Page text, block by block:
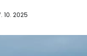
10. 2025